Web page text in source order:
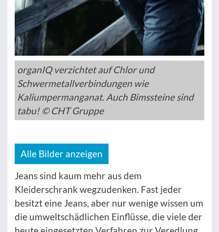
organIQ verzichtet auf Chlor und
Schwermetallverbindungen wie
Kaliumpermanganat. Auch Bimssteine sind
tabu! © CHT Gruppe
Alle Bilder anzeigen
Jeans sind kaum mehr aus dem
Kleiderschrank wegzudenken. Fast jeder
besitzt eine Jeans, aber nur wenige wissen um
die umweltschädlichen Einflüsse, die viele der